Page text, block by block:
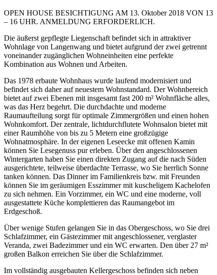
OPEN HOUSE BESICHTIGUNG AM 13. Oktober 2018 VON 13
– 16 UHR. ANMELDUNG ERFORDERLICH.
Die äußerst gepflegte Liegenschaft befindet sich in attraktiver
Wohnlage von Langenwang und bietet aufgrund der zwei getrennt
voneinander zugänglichen Wohneinheiten eine perfekte
Kombination aus Wohnen und Arbeiten.
Das 1978 erbaute Wohnhaus wurde laufend modernisiert und
befindet sich daher auf neuestem Wohnstandard. Der Wohnbereich
bietet auf zwei Ebenen mit insgesamt fast 200 m² Wohnfläche alles,
was das Herz begehrt. Die durchdachte und moderne
Raumaufteilung sorgt für optimale Zimmergrößen und einen hohen
Wohnkomfort. Der zentrale, lichtdurchflutete Wohnsalon bietet mit
einer Raumhöhe von bis zu 5 Metern eine großzügige
Wohnatmosphäre. In der eigenen Leseecke mit offenen Kamin
können Sie Lesegenuss pur erleben. Über den angeschlossenen
Wintergarten haben Sie einen direkten Zugang auf die nach Süden
ausgerichtete, teilweise überdachte Terrasse, wo Sie herrlich Sonne
tanken können. Das Dinner im Familienkreis bzw. mit Freunden
können Sie im geräumigen Esszimmer mit kuscheligem Kachelofen
zu sich nehmen. Ein Vorzimmer, ein WC und eine moderne, voll
ausgestattete Küche komplettieren das Raumangebot im
Erdgeschoß.
Über wenige Stufen gelangen Sie in das Obergeschoss, wo Sie drei
Schlafzimmer, ein Gästezimmer mit angeschlossener, verglaster
Veranda, zwei Badezimmer und ein WC erwarten. Den über 27 m²
großen Balkon erreichen Sie über die Schlafzimmer.
Im vollständig ausgebauten Kellergeschoss befinden sich neben